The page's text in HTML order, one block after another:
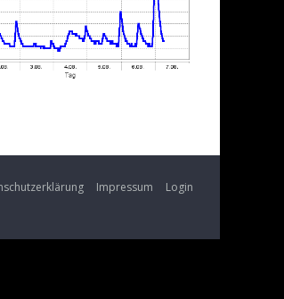
Impressum Login